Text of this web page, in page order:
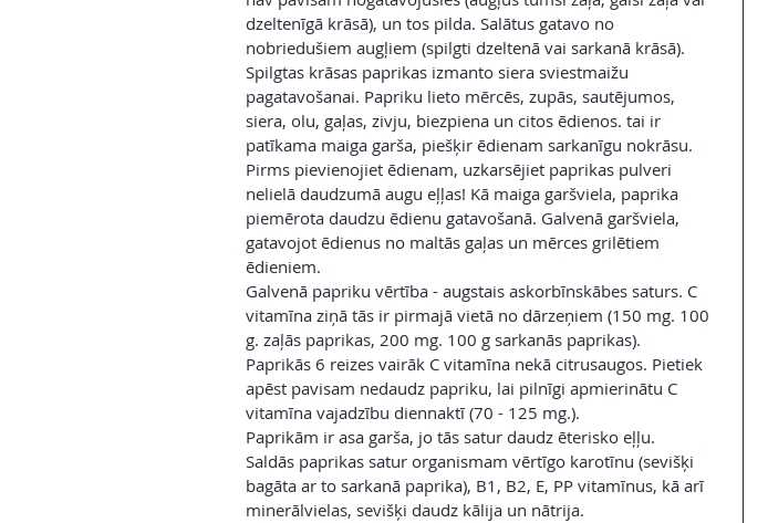
dzeltenīgā krāsā), un tos pilda. Salātus gatavo no
nobriedušiem augļiem (spilgti dzeltenā vai sarkanā krāsā).
Spilgtas krāsas paprikas izmanto siera sviestmaižu
pagatavošanai. Papriku lieto mērcēs, zupās, sautējumos,
siera, olu, gaļas, zivju, biezpiena un citos ēdienos. tai ir
patīkama maiga garša, piešķir ēdienam sarkanīgu nokrāsu.
Pirms pievienojiet ēdienam, uzkarsējiet paprikas pulveri
nelielā daudzumā augu eļļas! Kā maiga garšviela, paprika
piemērota daudzu ēdienu gatavošanā. Galvenā garšviela,
gatavojot ēdienus no maltās gaļas un mērces grilētiem
ēdieniem.
Galvenā papriku vērtība - augstais askorbīnskābes saturs. C
vitamīna ziņā tās ir pirmajā vietā no dārzeņiem (150 mg. 100
g. zaļās paprikas, 200 mg. 100 g sarkanās paprikas).
Paprikās 6 reizes vairāk C vitamīna nekā citrusaugos. Pietiek
apēst pavisam nedaudz papriku, lai pilnīgi apmierinātu C
vitamīna vajadzību diennaktī (70 - 125 mg.).
Paprikām ir asa garša, jo tās satur daudz ēterisko eļļu.
Saldās paprikas satur organismam vērtīgo karotīnu (sevišķi
bagāta ar to sarkanā paprika), B1, B2, E, PP vitamīnus, kā arī
minerālvielas, sevišķi daudz kālija un nātrija.